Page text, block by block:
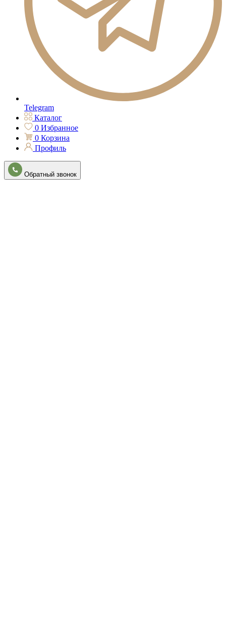
Telegram
Каталог
0 Избранное
0 Корзина
Профиль
Обратный звонок